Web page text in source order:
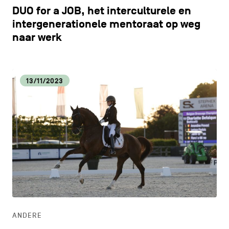
DUO for a JOB, het interculturele en
intergenerationele mentoraat op weg
naar werk
13/11/2023
ANDERE